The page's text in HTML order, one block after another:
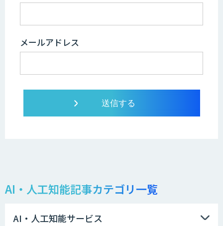
メールアドレス
AI・人工知能記事カテゴリ一覧
AI・人工知能サービス